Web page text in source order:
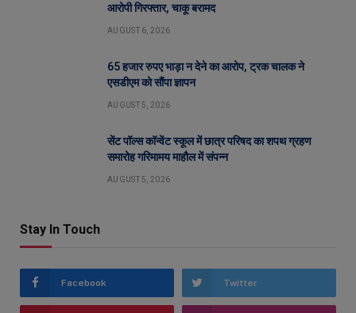
आरोपी गिरफ्तार, चाकू बरामद
AUGUST 6, 2026
65 हजार रुपए भाड़ा न देने का आरोप, ट्रक चालक ने
एसडीएम को सौंपा ज्ञापन
AUGUST 5, 2026
सेंट पॉल्स कॉन्वेंट स्कूल में छात्र परिषद का शपथ ग्रहण
समारोह गरिमामय माहौल में संपन्न
AUGUST 5, 2026
Stay In Touch
Facebook Twitter